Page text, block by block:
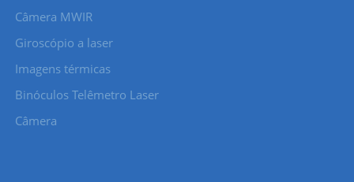
Câmera MWIR
Giroscópio a laser
Imagens térmicas
Binóculos Telêmetro Laser
Câmera